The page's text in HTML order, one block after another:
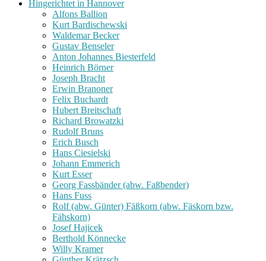
Hingerichtet in Hannover
Alfons Ballion
Kurt Bardischewski
Waldemar Becker
Gustav Benseler
Anton Johannes Biesterfeld
Heinrich Börner
Joseph Bracht
Erwin Branoner
Felix Buchardt
Hubert Breitschaft
Richard Browatzki
Rudolf Bruns
Erich Busch
Hans Ciesielski
Johann Emmerich
Kurt Esser
Georg Fassbänder (abw. Faßbender)
Hans Fuss
Rolf (abw. Günter) Fäßkorn (abw. Fäskorn bzw.
Fähskorn)
Josef Hajicek
Berthold Könnecke
Willy Kramer